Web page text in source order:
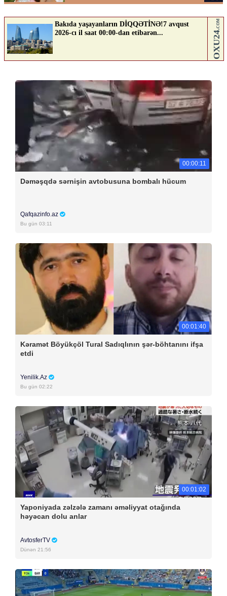
00:00:11
Dəməşqdə sərnişin avtobusuna bombalı hücum
Qafqazinfo.az
Bu gün 03:11
00:01:40
Kəramət Böyükçöl Tural Sadıqlının şər-böhtanını ifşa
etdi
Yenilik.Az
Bu gün 02:22
00:01:02
Yaponiyada zəlzələ zamanı əməliyyat otağında
həyəcan dolu anlar
AvtosferTV
Dünən 21:56